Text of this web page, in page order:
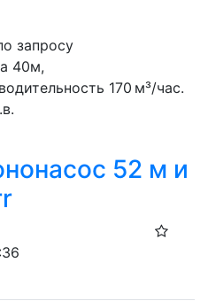
запросу
40м,
170 м³/час.
52 м и